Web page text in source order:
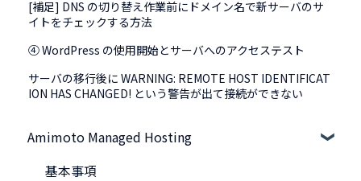
[補足] DNS の切り替え作業前にドメイン名で新サーバのサ
イトをチェックする方法
④ WordPress の使用開始とサーバへのアクセステスト
サーバの移行後に WARNING: REMOTE HOST IDENTIFICAT
ION HAS CHANGED! という警告が出て接続ができない
Amimoto Managed Hosting
基本事項